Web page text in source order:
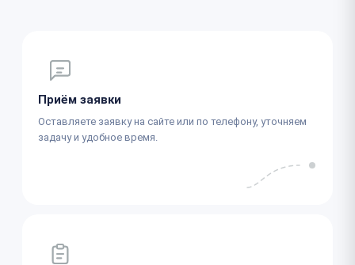
Приём заявки
Оставляете заявку на сайте или по телефону, уточняем
задачу и удобное время.